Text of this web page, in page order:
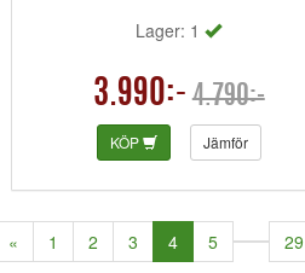
Lager: 1
3.990:- 4.790:-
KÖP Jämför
« 1 2 3 4(current)
5 29